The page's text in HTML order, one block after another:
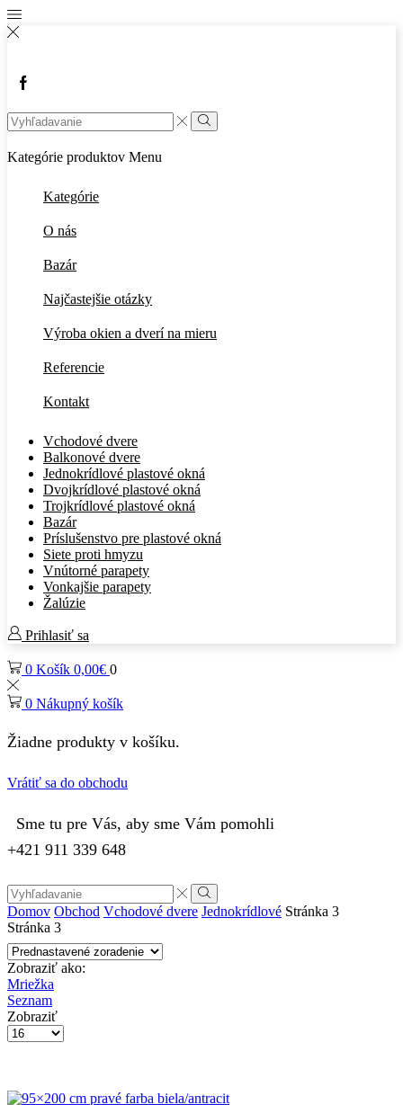
Facebook
Search
input
Vyhľadávanie
Kategórie produktov Menu
Kategórie
O nás
Bazár
Najčastejšie otázky
Výroba okien a dverí na mieru
Referencie
Kontakt
Vchodové dvere
Balkonové dvere
Jednokrídlové plastové okná
Dvojkrídlové plastové okná
Trojkrídlové plastové okná
Bazár
Príslušenstvo pre plastové okná
Siete proti hmyzu
Vnútorné parapety
Vonkajšie parapety
Žalúzie
Prihlasiť sa
0 Košík 0,00€ 0
0 Nákupný košík
Žiadne produkty v košíku.
Vrátiť sa do obchodu
Sme tu pre Vás, aby sme Vám pomohli
+421 911 339 648
Search
input
Vyhľadávanie
Domov Obchod Vchodové dvere Jednokrídlové Stránka 3
Stránka 3
Zobraziť ako:
Mriežka
Seznam
Zobraziť
Počet